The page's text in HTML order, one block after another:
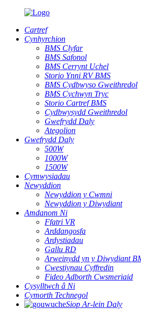
Cartref
Cynhyrchion
BMS Clyfar
BMS Safonol
BMS Cerrynt Uchel
Storio Ynni RV BMS
BMS Cydbwyso Gweithredol
BMS Cychwyn Tryc
Storio Cartref BMS
Cydbwysydd Gweithredol
Gwefrydd Daly
Ategolion
Gwefrydd Daly
500W
1000W
1500W
Cymwysiadau
Newyddion
Newyddion y Cwmni
Newyddion y Diwydiant
Amdanom Ni
Ffatri VR
Arddangosfa
Ardystiadau
Gallu RD
Arweinydd yn y Diwydiant
Cwestiynau Cyffredin
Fideo Adborth Cwsmeriaid
Cysylltwch â Ni
Cymorth Technegol
Siop Ar-lein Daly